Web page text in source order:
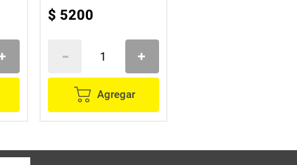
$ 5200
Agregar